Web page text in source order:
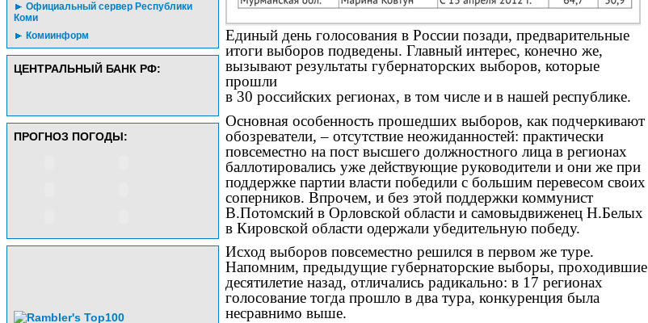
Официальный сервер Республики
Коми
Комиинформ
ЦЕНТРАЛЬНЫЙ БАНК РФ:
ПРОГНОЗ ПОГОДЫ:
Единый день голосования в России позади, предварительные
итоги выборов подведены. Главный интерес, конечно же,
вызывают результаты губернаторских выборов, которые
прошли
в 30 российских регионах, в том числе и в нашей республике.
Основная особенность прошедших выборов, как подчеркивают
обозреватели, – отсутствие неожиданностей: практически
повсеместно на пост высшего должностного лица в регионах
баллотировались уже действующие руководители и они же при
поддержке партии власти победили с большим перевесом своих
соперников. Впрочем, и без этой поддержки коммунист
В.Потомский в Орловской области и самовыдвиженец Н.Белых
в Кировской области одержали убедительную победу.
Исход выборов повсеместно решился в первом же туре.
Напомним, предыдущие губернаторские выборы, проходившие
десятилетие назад, отличались радикально: в 17 регионах
голосование тогда прошло в два тура, конкуренция была
несравнимо выше.